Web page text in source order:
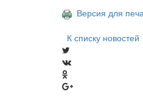
Версия для
К списку новостей